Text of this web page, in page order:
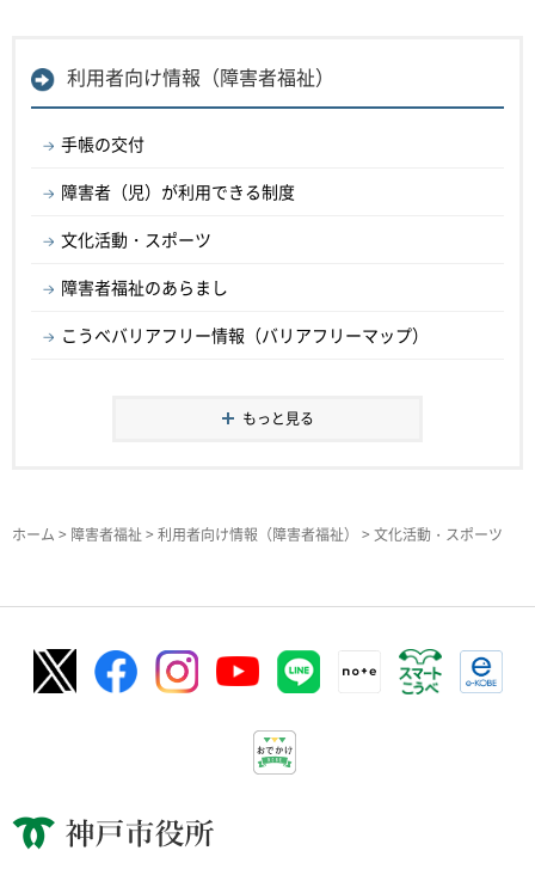
利用者向け情報（障害者福祉）
手帳の交付
障害者（児）が利用できる制度
文化活動・スポーツ
障害者福祉のあらまし
こうべバリアフリー情報（バリアフリーマップ）
もっと見る
ホーム > 障害者福祉 > 利用者向け情報（障害者福祉） > 文化活動・スポーツ
神戸市役所